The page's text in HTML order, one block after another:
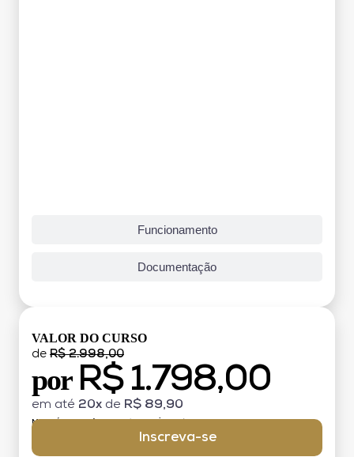
Funcionamento
Documentação
VALOR DO CURSO
de R$ 2.998,00
por R$ 1.798,00
em até 20x de R$ 89,90
MATRÍCULA:
Inscreva-se